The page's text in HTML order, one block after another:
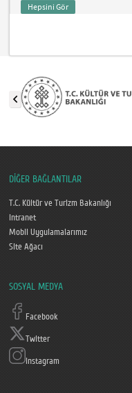
Hepsini Gör
DİĞER BAĞLANTILAR
T.C. Kültür ve Turizm Bakanlığı
Intranet
Mobil Uygulamalarımız
Site Ağacı
SOSYAL MEDYA
Facebook
Twitter
Instagram